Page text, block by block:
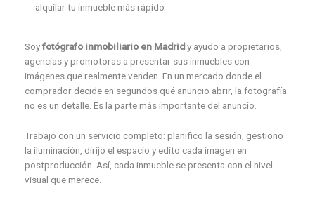
alquilar tu inmueble más rápido
Soyfotógrafo inmobiliario en Madridy ayudo a propietarios,
agencias y promotoras a presentar sus inmuebles con
imágenes que realmente venden. En un mercado donde el
comprador decide en segundos qué anuncio abrir, la fotografía
no es un detalle. Es la parte más importante del anuncio.
Trabajo con un servicio completo: planifico la sesión, gestiono
la iluminación, dirijo el espacio y edito cada imagen en
postproducción. Así, cada inmueble se presenta con el nivel
visual que merece.